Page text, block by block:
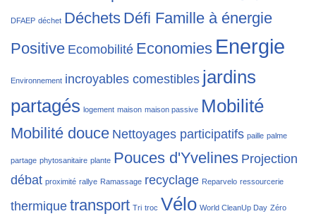
DFAEP déchet Déchets Défi Famille à énergie
Positive Ecomobilité Economies Energie
Environnement incroyables comestibles jardins
partagés logement maison maison passive Mobilité
Mobilité douce Nettoyages participatifs paille palme
partage phytosanitaire plante Pouces d'Yvelines Projection
débat proximité rallye Ramassage recyclage Reparvelo ressourcerie
thermique transport Tri troc Vélo World CleanUp Day Zéro